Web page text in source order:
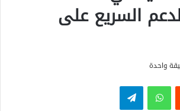
السريع على
واحدة
واتساب تيلقرام